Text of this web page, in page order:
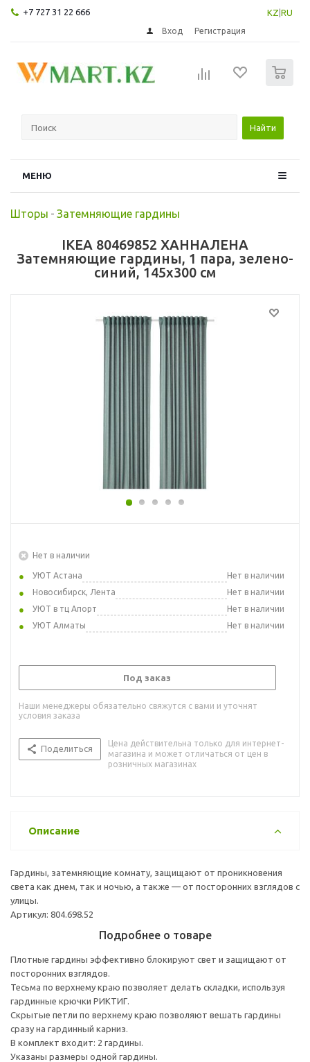
+7 727 31 22 666 KZ RU
Вход Регистрация
Найти
МЕНЮ
Шторы - Затемняющие гардины
IKEA 80469852 ХАННАЛЕНА
Затемняющие гардины, 1 пара, зелено-
синий, 145x300 см
Нет в наличии
УЮТ Астана
Нет в наличии
Новосибирск, Лента
Нет в наличии
УЮТ в тц Апорт
Нет в наличии
УЮТ Алматы
Нет в наличии
Под заказ
Наши менеджеры обязательно свяжутся с вами и уточнят
условия заказа
Поделиться
Цена действительна только для интернет-
магазина и может отличаться от цен в
розничных магазинах
Описание
Гардины, затемняющие комнату, защищают от проникновения
света как днем, так и ночью, а также — от посторонних взглядов с
улицы.
Артикул: 804.698.52
Подробнее о товаре
Плотные гардины эффективно блокируют свет и защищают от
посторонних взглядов.
Тесьма по верхнему краю позволяет делать складки, используя
гардинные крючки РИКТИГ.
Скрытые петли по верхнему краю позволяют вешать гардины
сразу на гардинный карниз.
В комплект входит: 2 гардины.
Указаны размеры одной гардины.